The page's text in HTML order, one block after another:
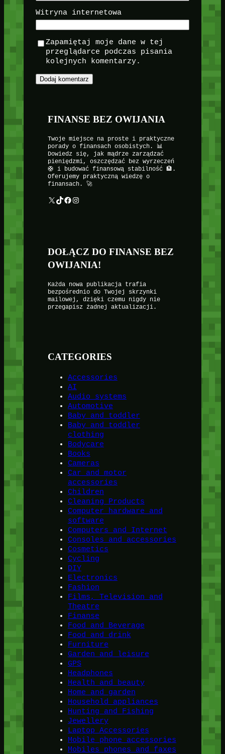
Witryna internetowa
Zapamiętaj moje dane w tej
przeglądarce podczas pisania
kolejnych komentarzy.
FINANSE BEZ OWIJANIA
Twoje miejsce na proste i praktyczne
porady o finansach osobistych. 📊
Dowiedz się, jak mądrze zarządzać
pieniędzmi, oszczędzać bez wyrzeczeń
🛟 i budować finansową stabilność 🏦.
Oferujemy praktyczną wiedzę o
finansach. 🚀
X TikTok Facebook Instagram
DOŁĄCZ DO FINANSE BEZ
OWIJANIA!
Każda nowa publikacja trafia
bezpośrednio do Twojej skrzynki
mailowej, dzięki czemu nigdy nie
przegapisz żadnej aktualizacji.
CATEGORIES
Accessories
AI
Audio systems
Automotive
Baby and toddler
Baby and toddler
clothing
Bodycare
Books
Cameras
Car and motor
accessories
Children
Cleaning Products
Computer hardware and
software
Computers and Internet
Consoles and accessories
Cosmetics
Cycling
DIY
Electronics
Fashion
Films, Television and
Theatre
Finanse
Food and Beverage
Food and drink
Furniture
Garden and leisure
GPS
Headphones
Health and beauty
Home and garden
Household appliances
Hunting and Fishing
Jewellery
Laptop Accessories
Mobile phone accessories
Mobiles phones and faxes